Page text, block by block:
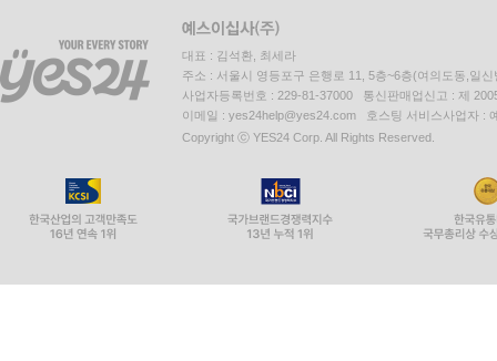
대표 : 김석환, 최세라
주소 : 서울시 영등포구 은행로 11, 5층~6층(여의도동,일신
사업자등록번호 : 229-81-37000 통신판매업신고 : 제
이메일 : yes24help@yes24.com 호스팅 서비스사업자 :
Copyright ⓒ YES24 Corp. All Rights Reserved.